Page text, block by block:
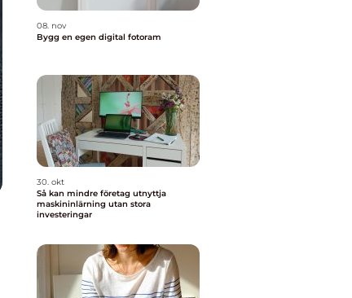
08. nov
Bygg en egen digital fotoram
30. okt
Så kan mindre företag utnyttja
maskininlärning utan stora
investeringar